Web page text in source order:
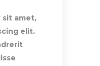
sit amet,
elit.